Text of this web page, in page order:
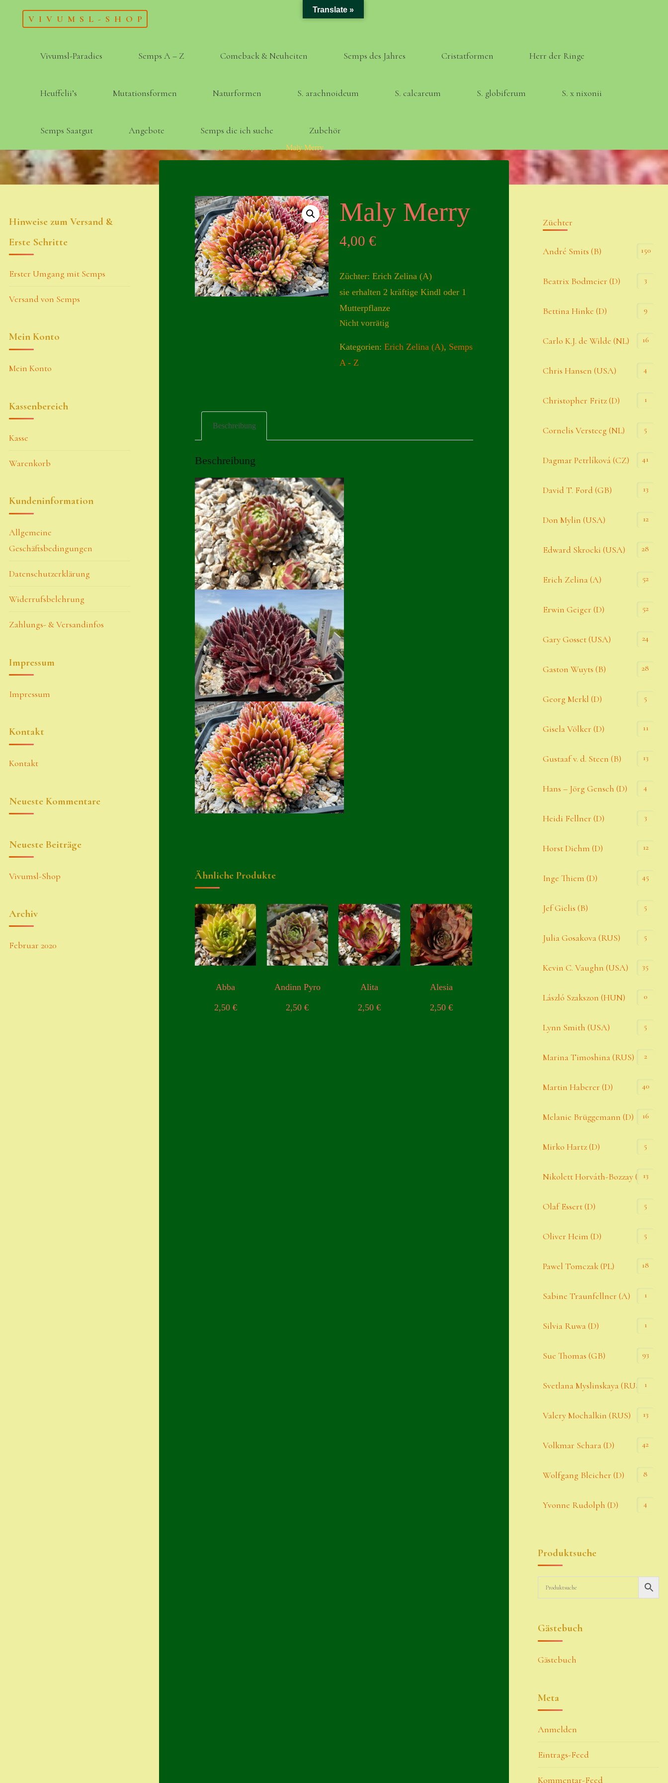
VIVUMSL-SHOP
Vivumsl-Paradies Semps A – Z Comeback & Neuheiten Semps des Jahres Cristatformen Herr der Ringe
Heuffelii’s Mutationsformen Naturformen S. arachnoideum S. calcareum S. globiferum S. x nixonii
Semps Saatgut Angebote Semps die ich suche Zubehör
Eintrags-Feed
Kategorien
Comeback & Neuheiten
Widerrufsbelehrung
Zahlung
Zahlungs- & Versandinfos
Zubehör
Zubehör
Semps A - Z Maly Merry
Maly Merry
4,00€
Züchter: Erich Zelina (A)
sie erhalten 2 kräftige Kindl oder 1
Mutterpflanze
Nicht vorrätig
Kategorien:Erich Zelina (A), Semps
A - Z
Beschreibung
Beschreibung
Ähnliche Produkte
Abba
2,50 €
Andinn Pyro
2,50€
Alita
2,50€
Alesia
2,50 €
Hinweise zum Versand &
Erste Schritte
Erster Umgang mit Semps
Versand von Semps
Mein Konto
Mein Konto
Kassenbereich
Kasse
Warenkorb
Kundeninformation
Allgemeine
Geschäftsbedingungen
Datenschutzerklärung
Widerrufsbelehrung
Zahlungs- & Versandinfos
Impressum
Impressum
Kontakt
Kontakt
Neueste Kommentare
Neueste Beiträge
Vivumsl-Shop
Archiv
Februar 2020
Züchter
André Smits (B) 150
Beatrix Bodmeier (D) 3
Bettina Hinke (D) 9
Carlo K.J. de Wilde (NL) 16
Chris Hansen (USA) 4
Christopher Fritz (D) 1
Cornelis Versteeg (NL) 5
Dagmar Petrlíková (CZ) 41
David T. Ford (GB) 13
Don Mylin (USA) 12
Edward Skrocki (USA) 28
Erich Zelina (A) 52
Erwin Geiger (D) 52
Gary Gosset (USA) 24
Gaston Wuyts (B) 28
Georg Merkl (D) 5
Gisela Völker (D) 11
Gustaaf v. d. Steen (B) 13
Hans – Jörg Gensch (D) 4
Heidi Fellner (D) 3
Horst Diehm (D) 12
Inge Thiem (D) 45
Jef Gielis (B) 5
Julia Gosakova (RUS) 5
Kevin C. Vaughn (USA) 35
László Szakszon (HUN) 0
Lynn Smith (USA) 5
Marina Timoshina (RUS) 2
Martin Haberer (D) 40
Melanie Brüggemann (D) 16
Mirko Hartz (D) 5
Nikolett Horváth-Bozzay (A)13
Olaf Essert (D) 5
Oliver Heim (D) 5
Pawel Tomczak (PL) 18
Sabine Traunfellner (A) 1
Silvia Ruwa (D) 1
Sue Thomas (GB) 93
Svetlana Myslinskaya (RUS) 1
Valery Mochalkin (RUS) 13
Volkmar Schara (D) 42
Wolfgang Bleicher (D) 8
Yvonne Rudolph (D) 4
Produktsuche
Gästebuch
Gästebuch
Meta
Anmelden
Eintrags-Feed
Kommentar-Feed
Translate »